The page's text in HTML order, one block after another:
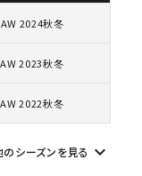
ブラックスウェット
2024秋冬
2023秋冬
2022秋冬
のシーズンを見る keyboard_arrow_down